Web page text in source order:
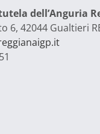
dell’Anguria
6, 42044 Gualtieri